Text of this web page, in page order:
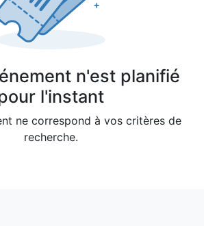
n'est planifié
l'instant
ne correspond à vos critères de
recherche.